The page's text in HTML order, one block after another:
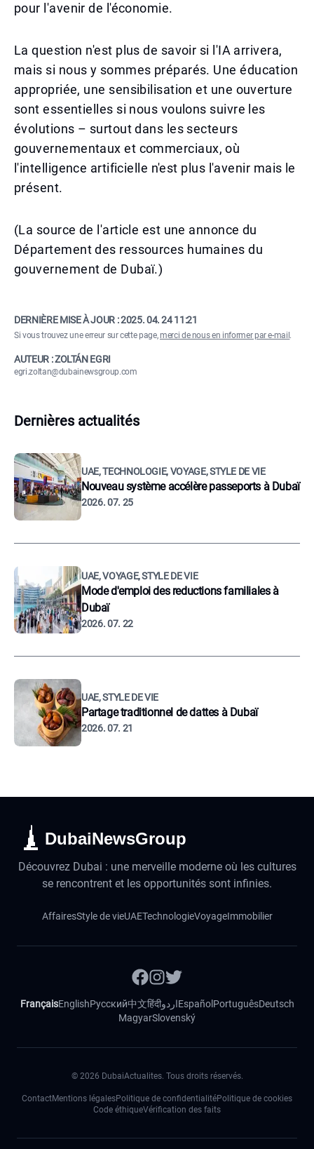
pour l'avenir de l'économie.
La question n'est plus de savoir si l'IA arrivera,
mais si nous y sommes préparés. Une éducation
appropriée, une sensibilisation et une ouverture
sont essentielles si nous voulons suivre les
évolutions – surtout dans les secteurs
gouvernementaux et commerciaux, où
l'intelligence artificielle n'est plus l'avenir mais le
présent.
(La source de l'article est une annonce du
Département des ressources humaines du
gouvernement de Dubaï.)
DERNIÈRE MISE À JOUR :2025. 04. 24 11:21
Si vous trouvez une erreur sur cette page,merci de nous en informer par e-mail .
AUTEUR : ZOLTÁN EGRI
egri.zoltan@dubainewsgroup.com
Dernières actualités
UAE, TECHNOLOGIE, VOYAGE, STYLE DE VIE
Nouveau système accélère passeports à Dubaï
2026. 07. 25
UAE, VOYAGE, STYLE DE VIE
Mode d'emploi des reductions familiales à
Dubaï
2026. 07. 22
UAE, STYLE DE VIE
Partage traditionnel de dattes à Dubaï
2026. 07. 21
DubaiNewsGroup
Découvrez Dubai : une merveille moderne où les cultures
se rencontrent et les opportunités sont infinies.
AffairesStyle de vieUAETechnologieVoyageImmobilier
FrançaisEnglishРусский中文हिंदीاردوEspañol PortuguêsDeutsch
MagyarSlovenský
© 2026 DubaiActualites. Tous droits réservés.
ContactMentions légalesPolitique de confidentialitéPolitique de cookies
Code éthiqueVérification des faits